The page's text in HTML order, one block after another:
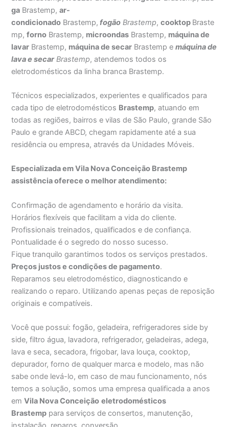
ga Brastemp,ar-
condicionado Brastemp, fogão Brastemp,cooktop Braste
mp,forno Brastemp, microondas Brastemp, máquina de
lavar Brastemp, máquina de secar Brastemp emáquina de
lava e secarBrastemp, atendemos todos os
eletrodomésticos da linha branca Brastemp.
Técnicos especializados, experientes e qualificados para
cada tipo de eletrodomésticos Brastemp, atuando em
todas as regiões, bairros e vilas de São Paulo, grande São
Paulo e grande ABCD, chegam rapidamente até a sua
residência ou empresa, através da Unidades Móveis.
Especializada em Vila Nova Conceição Brastemp
assistência oferece o melhor atendimento:
Confirmação de agendamento e horário da visita.
Horários flexíveis que facilitam a vida do cliente.
Profissionais treinados, qualificados e de confiança.
Pontualidade é o segredo do nosso sucesso.
Fique tranquilo garantimos todos os serviços prestados.
Preços justos e condições de pagamento.
Reparamos seu eletrodoméstico, diagnosticando e
realizando o reparo. Utilizando apenas peças de reposição
originais e compatíveis.
Você que possui: fogão, geladeira, refrigeradores side by
side, filtro água, lavadora, refrigerador, geladeiras, adega,
lava e seca, secadora, frigobar, lava louça, cooktop,
depurador, forno de qualquer marca e modelo, mas não
sabe onde levá-lo, em caso de mau funcionamento, nós
temos a solução, somos uma empresa qualificada a anos
emVila Nova Conceição eletrodomésticos
Brastemp para serviços de consertos, manutenção,